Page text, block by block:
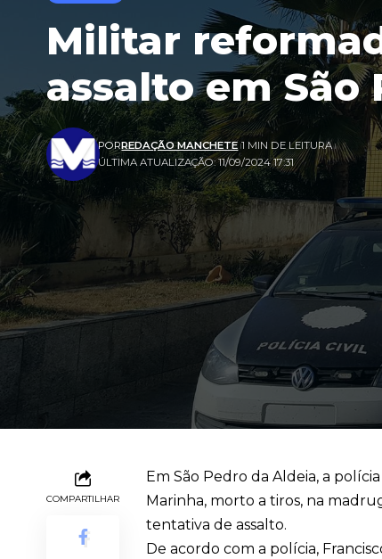
Militar
assalto em São
ÚLTIMA ATUALIZAÇÃO: 11/09/2024 17:31
PORREDAÇÃO MANCHETE 1 MIN DE LEITURA
COMPARTILHAR
Em São Pedro da Aldeia, a
Marinha, morto a tiros, na
tentativa de assalto.
De acordo com a polícia,